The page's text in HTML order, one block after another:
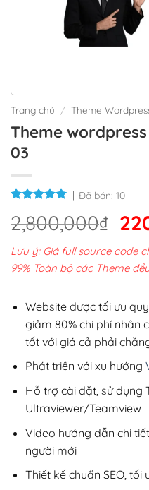
Trang chủ / Theme
Theme
03
Đã bán: 10
2,800,000₫
gốc
là:
Lưu ý: Giá full source code
99% Toàn bộ các Theme
Website được tối ưu
giảm 80% chi phí nhân
tốt với giá cả phải
Phát triển với xu hướng
Hỗ trợ cài đặt, sử dụng
Ultraviewer/Teamview
Video hướng dẫn chi
người mới
Thiết kế chuẩn SEO,